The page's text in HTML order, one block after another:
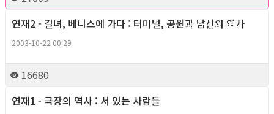
Gay right, Theory
연재2 - 길녀, 베니스에 가다 : 터미널, 공원과 남산의 역사
2003-10-22 00:29
16680
연재1 - 극장의 역사 : 서 있는 사람들